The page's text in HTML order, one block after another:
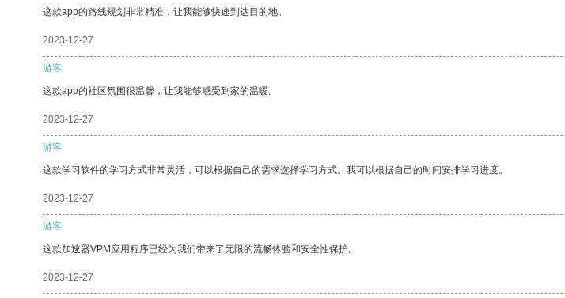
这款app的路线规划非常精准，让我能够快速到达目的地。
2023-12-27
游客
这款app的社区氛围很温馨，让我能够感受到家的温暖。
2023-12-27
游客
这款学习软件的学习方式非常灵活，可以根据自己的需求选择学习方式。我可以根据自己的时间安排学习进度。
2023-12-27
游客
这款加速器VPM应用程序已经为我们带来了无限的流畅体验和安全性保护。
2023-12-27